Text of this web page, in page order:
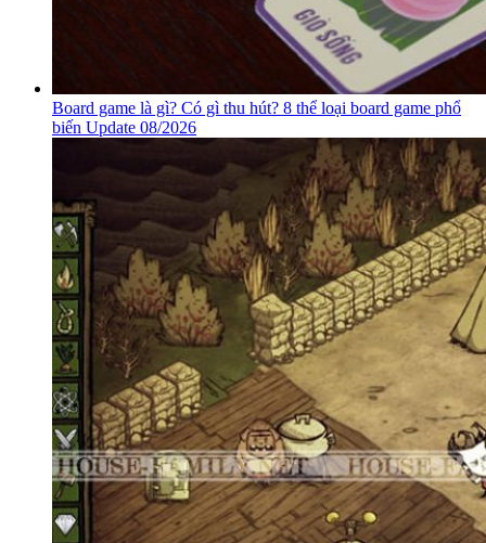
Board game là gì? Có gì thu hút? 8 thể loại board game phổ
biến Update 08/2026